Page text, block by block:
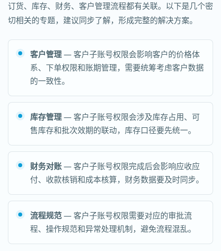
订货、库存、财务、客户管理流程都有关联。以下是几个密
切相关的专题，建议同步了解，形成完整的解决方案。
客户管理— 客户子账号权限会影响客户的价格体
系、下单权限和账期管理，需要统筹考虑客户数据
的一致性。
库存管理— 客户子账号权限会涉及库存占用、可
售库存和批次效期的联动，库存口径要先统一。
财务对账— 客户子账号权限完成后会影响应收应
付、收款核销和成本核算，财务数据要及时同步。
流程规范— 客户子账号权限需要对应的审批流
程、操作规范和异常处理机制，避免流程混乱。